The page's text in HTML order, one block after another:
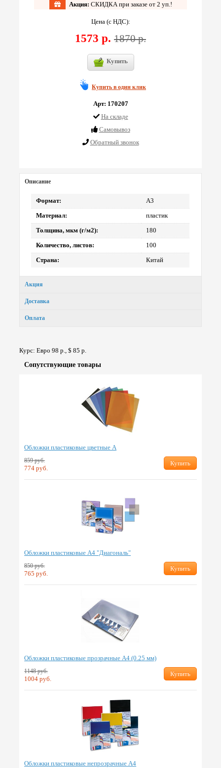
Акция: СКИДКА при заказе от 2 уп.!
Цена (с НДС):
1573 р. 1870 р.
Купить
Купить в один клик
Арт: 170207
На складе
Cамовывоз
Обратный звонок
Описание
Формат: А3
Материал: пластик
Толщина, мкм (г/м2): 180
Количество, листов: 100
Страна: Китай
Акция
Доставка
Оплата
Курс: Евро 98 р., $ 85 р.
Сопут­ствую­щие товары
Обложки пластиковые цветные А
859 руб.
774 руб.
Купить
Обложки пластиковые А4 "Диагональ"
850 руб.
765 руб.
Купить
Обложки пластиковые прозрачные А4 (0.25 мм)
1148 руб.
1004 руб.
Купить
Обложки пластиковые непрозрачные А4